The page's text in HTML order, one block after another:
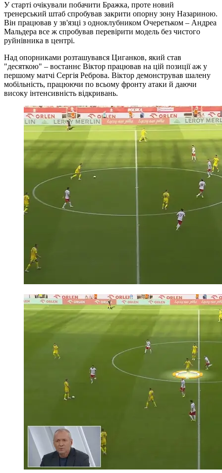
У старті очікували побачити Бражка, проте новий
тренерський штаб спробував закрити опорну зону Назариною.
Він працював у зв'язці з одноклубником Очеретьком – Андреа
Мальдера все ж спробував перевірити модель без чистого
руйнівника в центрі.
Над опорниками розташувався Циганков, який став
"десяткою" – востаннє Віктор працював на цій позиції аж у
першому матчі Сергія Реброва. Віктор демонстрував шалену
мобільність, працюючи по всьому фронту атаки й даючи
високу інтенсивність відкривань.